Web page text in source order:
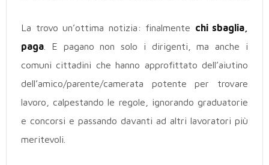
La trovo un’ottima notizia: finalmente chi sbaglia,
paga . E pagano non solo i dirigenti, ma anche i
comuni cittadini che hanno approfittato dell’aiutino
dell’amico/parente/camerata potente per trovare
lavoro, calpestando le regole, ignorando graduatorie
e concorsi e passando davanti ad altri lavoratori più
meritevoli.